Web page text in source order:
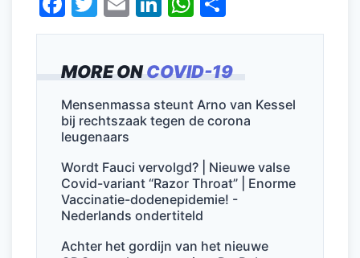
MORE ONCOVID-19
Mensenmassa steunt Arno van Kessel
bij rechtszaak tegen de corona
leugenaars
Wordt Fauci vervolgd? | Nieuwe valse
Covid-variant “Razor Throat” | Enorme
Vaccinatie-dodenepidemie! -
Nederlands ondertiteld
Achter het gordijn van het nieuwe
a
e
b
o
o
k
w
er
m
l
n
e
dI
n
h
s
A
p
p
el
n